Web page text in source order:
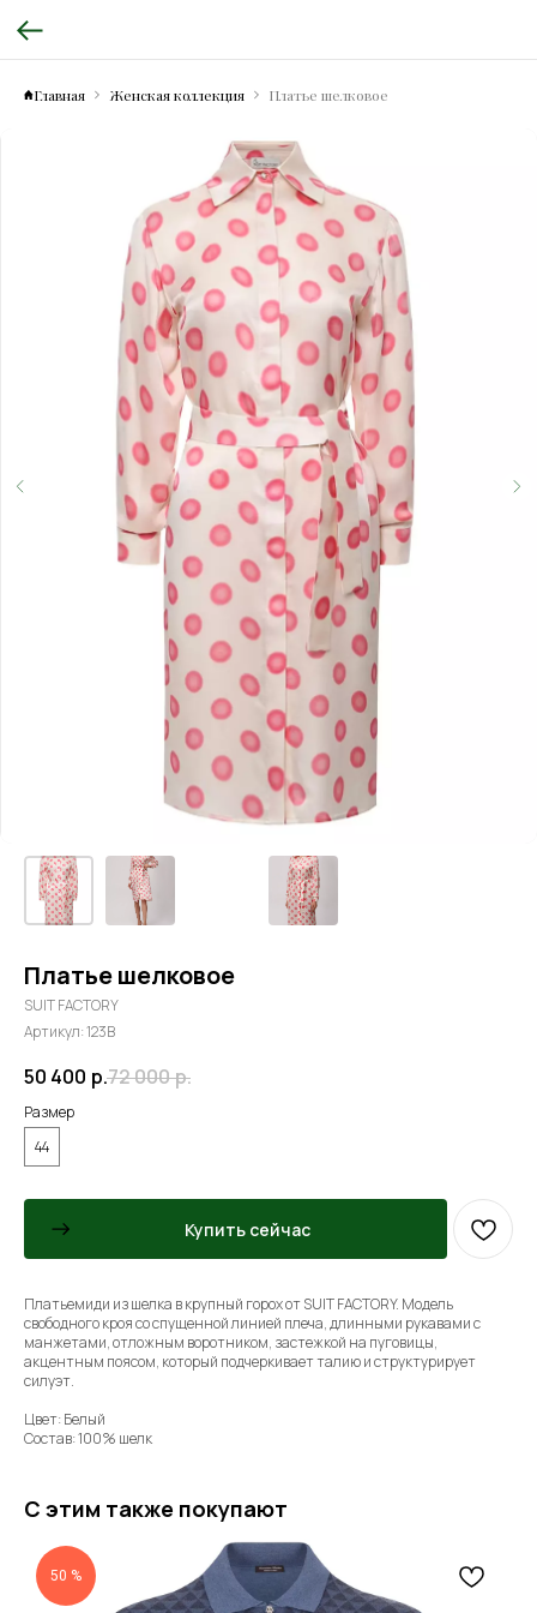
Главная Женская коллекция Платье шелковое
Платье шелковое
SUIT FACTORY
Артикул:123B
50 400 р.72 000р.
Размер
44
Купить сейчас
Платьемиди из шелка в крупный горох от SUIT FACTORY. Модель
свободного кроя со спущенной линией плеча, длинными рукавами с
манжетами, отложным воротником, застежкой на пуговицы,
акцентным поясом, который подчеркивает талию и структурирует
силуэт.
Цвет: Белый
Состав: 100% шелк
С этим также покупают
50 %